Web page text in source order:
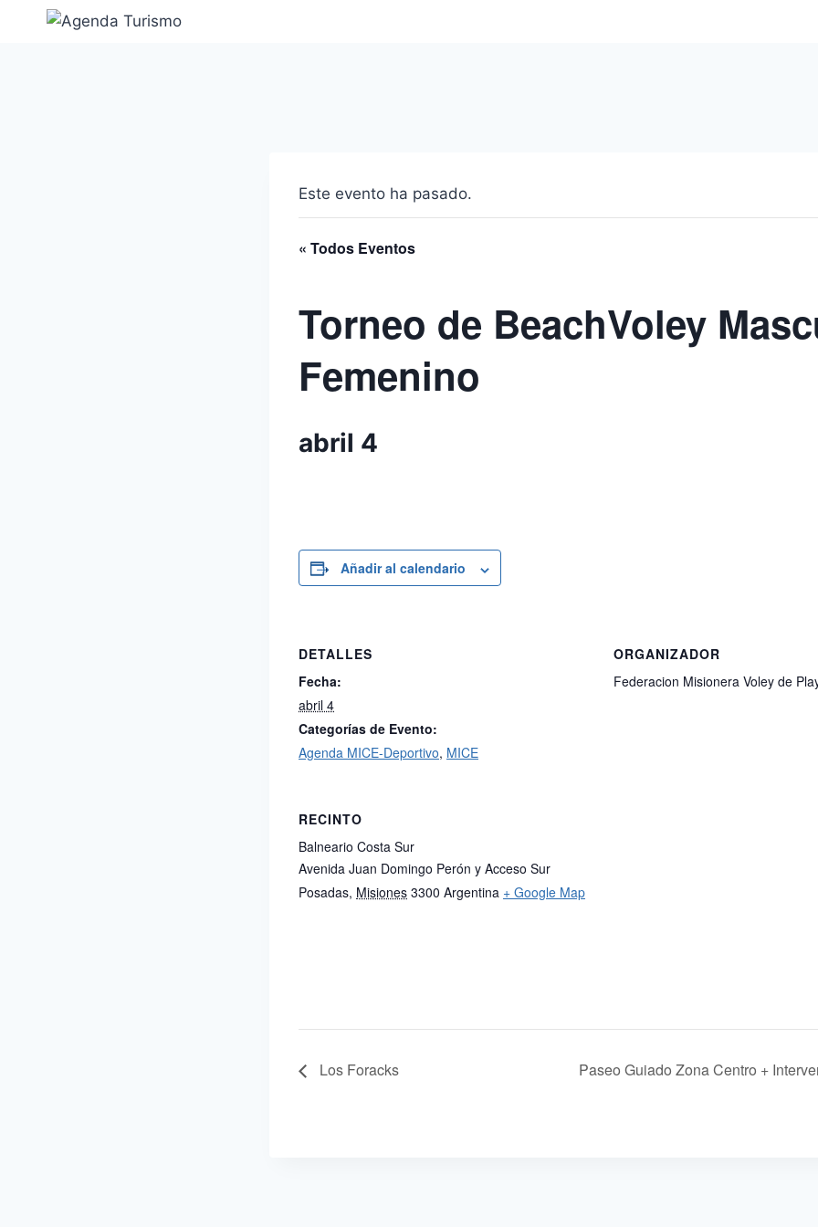
Este evento ha pasado.
« Todos Eventos
Torneo de BeachVoley
Femenino
abril 4
Añadir al calendario
DETALLES
Fecha:
abril 4
Categorías de Evento:
Agenda MICE-Deportivo, MICE
ORGANIZADOR
Federacion Misionera Voley de
RECINTO
Balneario Costa Sur
Avenida Juan Domingo Perón y Acceso Sur
Posadas, Misiones 3300 Argentina + Google Map
Los Foracks Paseo Guiado Zona Centro +